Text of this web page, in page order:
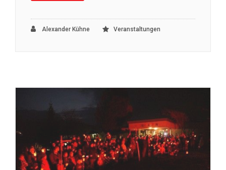
Alexander Kühne Veranstaltungen